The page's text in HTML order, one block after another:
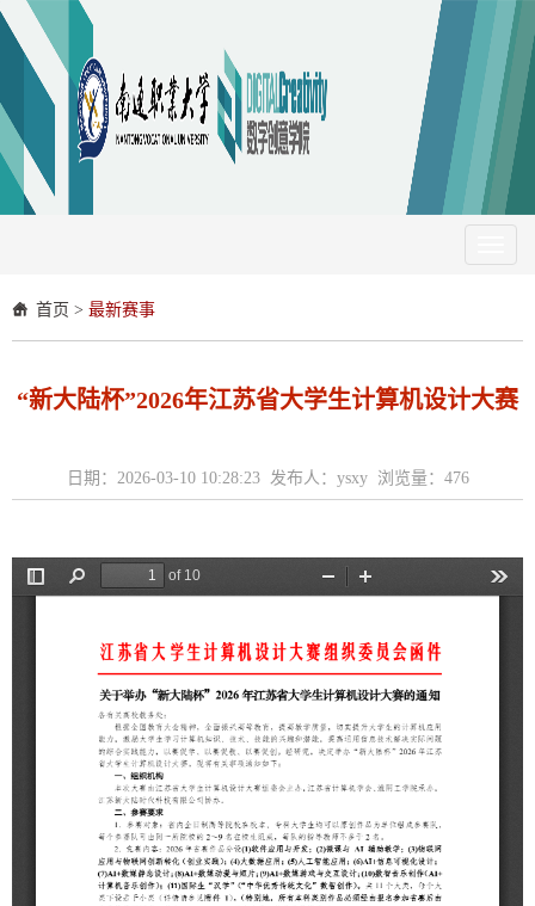
首页 > 最新赛事
“新大陆杯”2026年江苏省大学生计算机设计大赛
日期：2026-03-10 10:28:23 发布人：ysxy 浏览量： 476